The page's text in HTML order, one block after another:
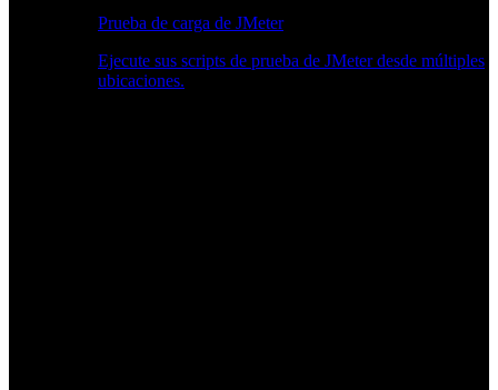
Prueba de carga de JMeter
Ejecute sus scripts de prueba de JMeter desde múltiples
ubicaciones.